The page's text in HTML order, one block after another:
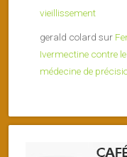
vieillissement
gerald colard sur
Ivermectine contre
médecine de